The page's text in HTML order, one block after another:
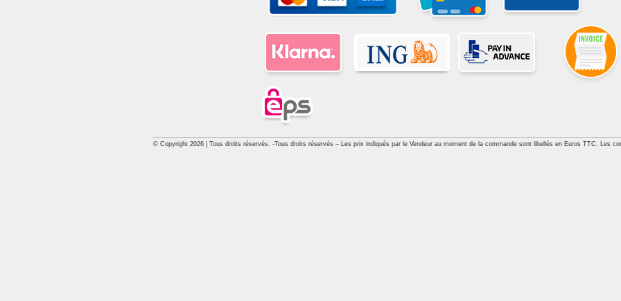
© Copyright 2026 | Tous droits réservés. -Tous droits réservés – Les prix indiqués par le Vendeur au moment de la commande sont libellés en Euros TTC. Les